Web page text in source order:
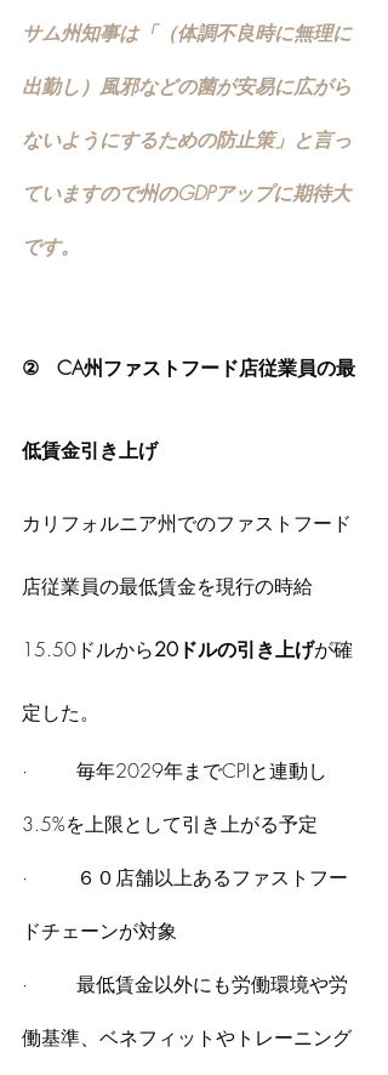
サム州知事は「（体調不良時に無理に
出勤し）風邪などの菌が安易に広がら
ないようにするための防止策」と言っ
ていますので州のGDPアップに期待大
です。
②   CA州ファストフード店従業員の最
低賃金引き上げ
カリフォルニア州でのファストフード
店従業員の最低賃金を現行の時給
15.50ドルから20ドルの引き上げが確
定した。
·        毎年2029年までCPIと連動し
3.5%を上限として引き上がる予定
·        ６０店舗以上あるファストフー
ドチェーンが対象
·        最低賃金以外にも労働環境や労
働基準、ベネフィットやトレーニング